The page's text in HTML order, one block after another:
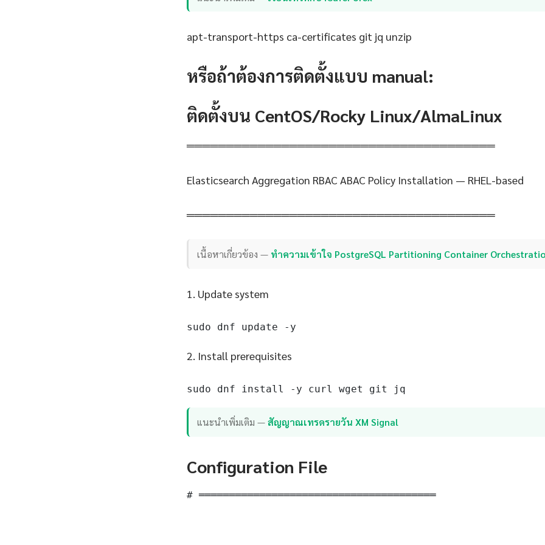
apt-transport-https ca-certificates git jq unzip
หรือถ้าต้องการติดตั้งแบบ manual:
ติดตั้งบน CentOS/Rocky Linux/AlmaLinux
═══════════════════════════════════════
Elasticsearch Aggregation RBAC ABAC Policy Installation — RHEL-based
═══════════════════════════════════════
เนื้อหาเกี่ยวข้อง — ทำความเข้าใจ PostgreSQL Partitioning Container
1. Update system
sudo dnf update -y
2. Install prerequisites
sudo dnf install -y curl wget git jq
แนะนำเพิ่มเติม —สัญญาณเทรดรายวัน XM Signal
Configuration File
# ═══════════════════════════════════════